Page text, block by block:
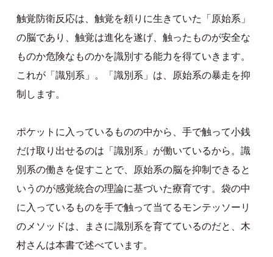
触覚防衛反応は、触覚を頼りに生きていた「原始系」
の脳であり、触覚は進化を遂げ、触ったものが安全な
ものか危険なものかを識別する能力を得ていきます。
これが「識別系」。「識別系」は、原始系の暴走を抑
制します。
ポケットに入っているものの中から、手で触って小銭
だけ取り出せるのは「識別系」が働いているから。識
別系の働きを促すことで、原始系の脳を抑制できると
いうのが感覚統合の理論に基づいた療育です。袋の中
に入っているものを手で触って当てるモンテッソーリ
のメソッドは、まさに識別系を育てているのだと、木
村さんは本書で述べています。